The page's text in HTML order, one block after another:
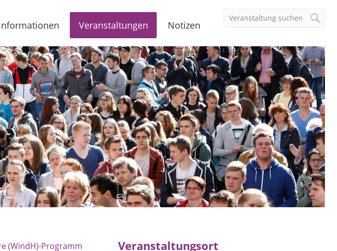
Veranstaltungen Notizen
(WindH)-Programm Veranstaltungsort